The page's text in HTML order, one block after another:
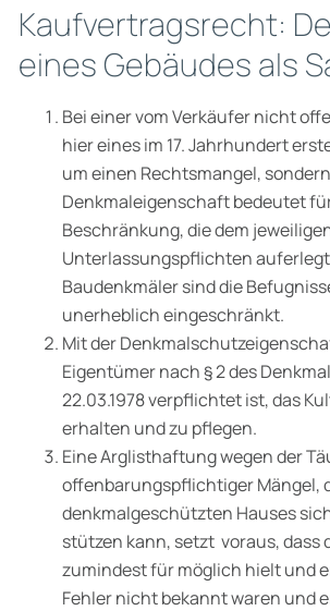
Kaufvertragsrecht:
eines Gebäudes als
Bei einer vom Verkäufer nicht
hier eines im 17. Jahrhundert
um einen Rechts­mangel,
Denkmaleigenschaft bedeutet
Beschränkung, die dem
Unterlassungspflichten
Baudenkmäler sind die
unerheblich eingeschränkt.
Mit der
Eigentümer nach § 2 des
22.03.1978 verpflichtet ist, das
erhalten und zu pflegen.
Eine Arglisthaftung wegen der
offenbarungspflichtiger Mängel,
denkmalgeschützten Hauses
stützen kann, setzt voraus, dass
zumindest für möglich hielt und
Fehler nicht bekannt waren und